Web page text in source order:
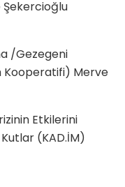
Şekercioğlu
/Gezegeni
Kooperatifi) Merve
Etkilerini
(KAD.İM)